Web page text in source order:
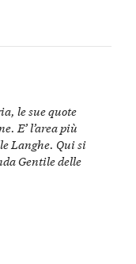
le sue quote
E’ l’area più
Langhe. Qui si
Gentile delle